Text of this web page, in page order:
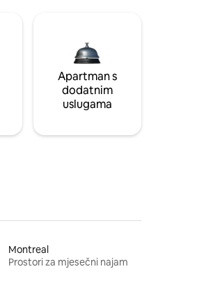
Apartman s
dodatnim
uslugama
Montreal
Prostori za mjesečni najam